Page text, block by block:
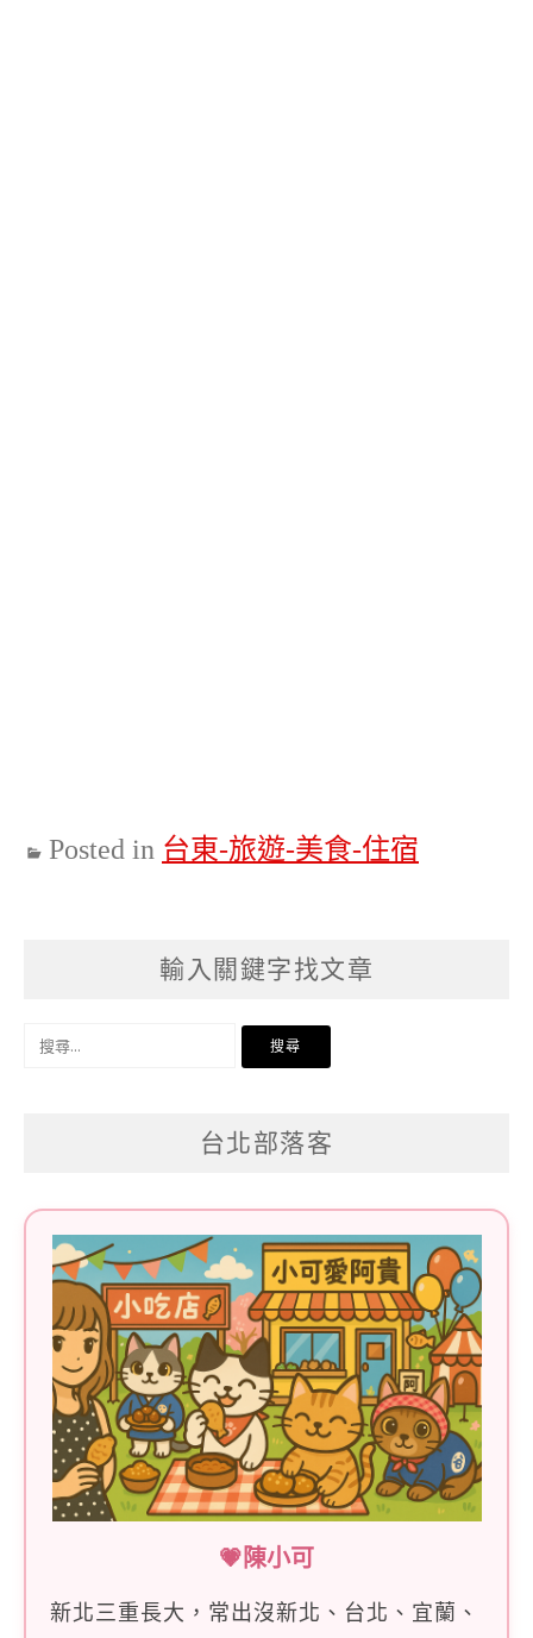
Posted in 台東-旅遊-美食-住宿
輸入關鍵字找文章
搜
台北部落客
💗陳小可
新北三重長大，常出沒新北、台北、宜蘭、